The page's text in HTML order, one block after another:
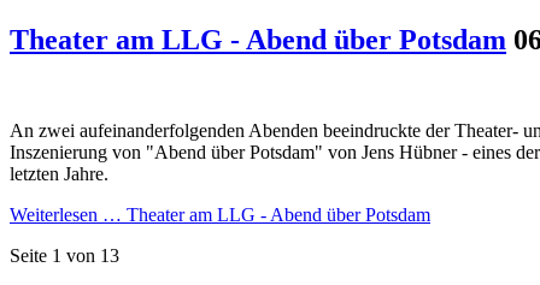
Theater am LLG - Abend über Potsdam
An zwei aufeinanderfolgenden Abenden beeindruckte der Theater-
Inszenierung von "Abend über Potsdam" von Jens Hübner - eines
letzten Jahre.
Weiterlesen … Theater am LLG - Abend über Potsdam
Seite 1 von 13